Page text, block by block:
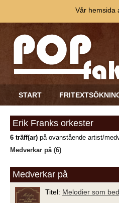
START
Erik Franks orkester
6 träff(ar) på ovanstående artist/
Medverkar på (6)
Medverkar på
Titel: Melodier som
Vår hemsida